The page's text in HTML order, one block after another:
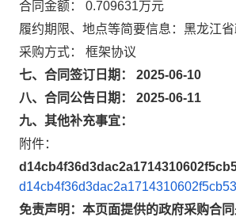
合同金额： 0.709631万元
履约期限、地点等简要信息：黑龙江
采购方式： 框架协议
七、合同签订日期： 2025-06-10
八、合同公告日期： 2025-06-11
九、其他补充事宜：
附件：
免责声明：本页面提供的政府采购合